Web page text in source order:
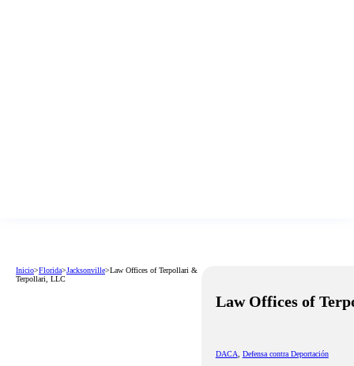
Inicio>Florida>Jacksonville>Law Offices of Terpollari &
Terpollari, LLC
Law Offices of
DACA, Defensa contra Deportación